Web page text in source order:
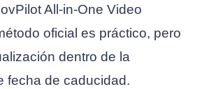
All-in-One Video
oficial es práctico, pero
dentro de la
fecha de caducidad.